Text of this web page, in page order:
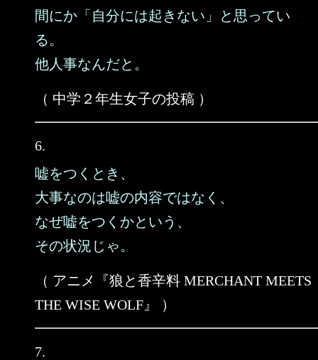
間にか「自分には起きない」と思ってい
る。
他人事なんだと。
（ 中学２年生女子の投稿 ）
6.
嘘をつくとき、
大事なのは嘘の内容ではなく、
なぜ嘘をつくかという、
その状況じゃ。
（ アニメ『狼と香辛料 MERCHANT MEETS
THE WISE WOLF』 ）
7.